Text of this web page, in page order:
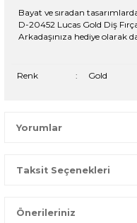
Bayat ve sıradan
D-20452 Lucas Gold Diş
Arkadaşınıza hediye olarak
Renk : Gold
Yorumlar
Bir dakikanızı ayırın,
Taksit Seçenekleri
Önerileriniz